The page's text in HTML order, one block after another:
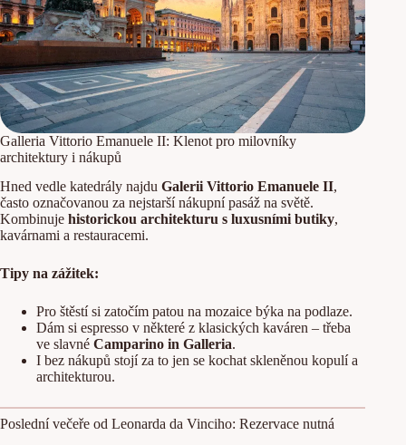
Galleria Vittorio Emanuele II: Klenot pro milovníky
architektury i nákupů
Hned vedle katedrály najdu Galerii Vittorio Emanuele II,
často označovanou za nejstarší nákupní pasáž na světě.
Kombinuje historickou architekturu s luxusními butiky,
kavárnami a restauracemi.
Tipy na zážitek:
Pro štěstí si zatočím patou na mozaice býka na podlaze.
Dám si espresso v některé z klasických kaváren – třeba
ve slavné Camparino in Galleria.
I bez nákupů stojí za to jen se kochat skleněnou kopulí a
architekturou.
Poslední večeře od Leonarda da Vinciho: Rezervace nutná